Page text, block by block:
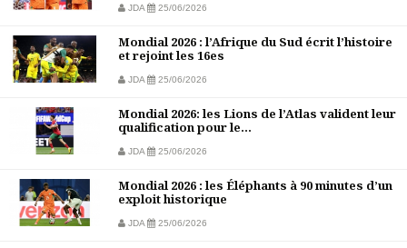
JDA 25/06/2026
Mondial 2026 : l’Afrique du Sud écrit l’histoire
et rejoint les 16es
JDA 25/06/2026
Mondial 2026: les Lions de l’Atlas valident leur
qualification pour le...
JDA 25/06/2026
Mondial 2026 : les Éléphants à 90 minutes d’un
exploit historique
JDA 25/06/2026